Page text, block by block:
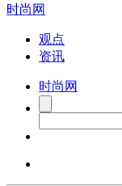
时尚网
观点
资讯
时尚网